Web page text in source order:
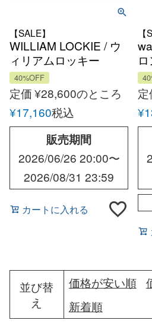
【SALE】
WILLIAM LOCKIE / ウ
ィリアムロッキー
LEVEN ラムズウール
クルーネックニット
40%OFF
定価¥28,600のところ
¥17,160税込
販売期間
2026/06/26 20:00〜
2026/08/31 23:59
カートに入れる
【
ド
ン
定
¥
並び替
え
価格が安い順
新着順